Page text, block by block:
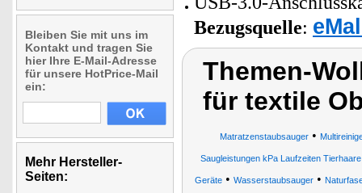
Bleiben Sie mit uns im
Kontakt und tragen Sie
hier Ihre E-Mail-Adresse
für unsere HotPrice-Mail
ein:
Mehr Hersteller-
Seiten:
Bezugsquelle:
Themen-
für textile
Matratzenstaubsauger•
Saugleistungen kPa Laufzeiten
Geräte • Wasserstaubsauger •